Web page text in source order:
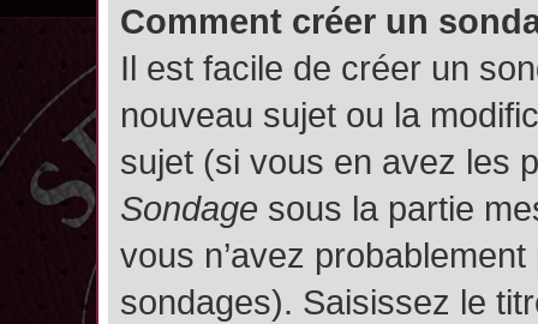
Comment créer un
Il est facile de créer un
nouveau sujet ou la
sujet (si vous en avez les
Sondage sous la partie
vous n’avez
sondages). Saisissez le